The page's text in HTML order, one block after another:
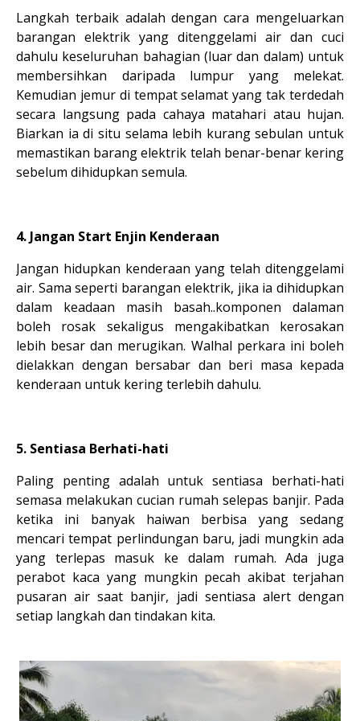
Langkah terbaik adalah dengan cara mengeluarkan
barangan elektrik yang ditenggelami air dan cuci
dahulu keseluruhan bahagian (luar dan dalam) untuk
membersihkan daripada lumpur yang melekat.
Kemudian jemur di tempat selamat yang tak terdedah
secara langsung pada cahaya matahari atau hujan.
Biarkan ia di situ selama lebih kurang sebulan untuk
memastikan barang elektrik telah benar-benar kering
sebelum dihidupkan semula.
4. Jangan Start Enjin Kenderaan
Jangan hidupkan kenderaan yang telah ditenggelami
air. Sama seperti barangan elektrik, jika ia dihidupkan
dalam keadaan masih basah..komponen dalaman
boleh rosak sekaligus mengakibatkan kerosakan
lebih besar dan merugikan. Walhal perkara ini boleh
dielakkan dengan bersabar dan beri masa kepada
kenderaan untuk kering terlebih dahulu.
5. Sentiasa Berhati-hati
Paling penting adalah untuk sentiasa berhati-hati
semasa melakukan cucian rumah selepas banjir. Pada
ketika ini banyak haiwan berbisa yang sedang
mencari tempat perlindungan baru, jadi mungkin ada
yang terlepas masuk ke dalam rumah. Ada juga
perabot kaca yang mungkin pecah akibat terjahan
pusaran air saat banjir, jadi sentiasa alert dengan
setiap langkah dan tindakan kita.